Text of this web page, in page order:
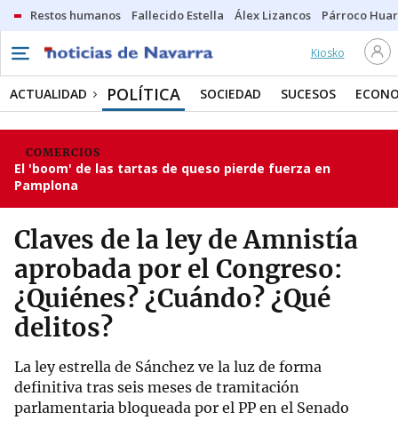
Restos humanos Fallecido Estella Álex Lizancos Párroco
Kiosko
ACTUALIDAD POLÍTICA SOCIEDAD SUCESOS
COMERCIOS
El 'boom' de las tartas de queso pierde fuerza en
Pamplona
Claves de la ley de Amnistía
aprobada por el Congreso:
¿Quiénes? ¿Cuándo? ¿Qué
delitos?
La ley estrella de Sánchez ve la luz de forma
definitiva tras seis meses de tramitación
parlamentaria bloqueada por el PP en el Senado